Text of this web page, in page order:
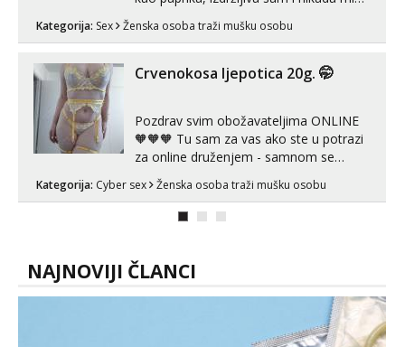
puta dnevno bilo kad i bilo gdje zato se
link ispod i nadji me tamo, cekam te!
Kategorija: Sex Ženska osoba traži mušku osobu
Crvenokosa ljepotica 20g. 🤭
Pozdrav svim obožavateljima ONLINE
🧡🧡🧡 Tu sam za vas ako ste u potrazi
za online druženjem - samnom se
možete zabaviti preko videopoziva, ili
ako vam nisam dovoljna radim i u paru i
trojci s kolegicama, svaka je drugačija
Kategorija: Cyber sex Ženska osoba traži mušku osobu
NAJNOVIJI ČLANCI